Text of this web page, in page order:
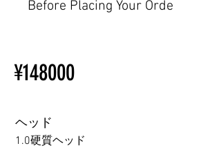
その他の配置はTPEに関連し
ラブドール購入前に知ってお
Before Placing Your Orde
Ordering
Other configurations are related
following webpage.
Beginner’s Purchase Guide
¥148000
ヘッド
1.0硬質ヘッド